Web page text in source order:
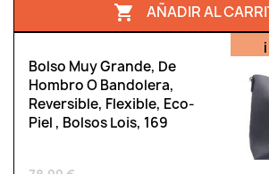
 AÑADIR AL
Bolso Muy Grande, De
Hombro O Bandolera,
Reversible, Flexible, Eco-
Piel , Bolsos Lois, 169